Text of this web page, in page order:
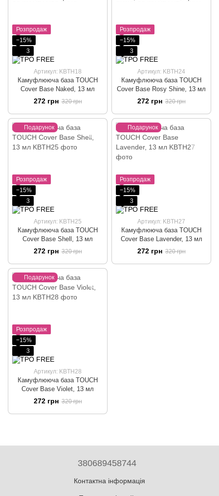
Розпродаж
−15%
3
Артикул: KBTH18
Камуфлююча база TOUCH
Cover Base Naked, 13 мл
272 грн 320 грн
Розпродаж
−15%
3
Артикул: KBTH24
Камуфлююча база TOUCH
Cover Base Rosy Shine, 13 мл
272 грн 320 грн
Подарунок
Розпродаж
−15%
3
Артикул: KBTH25
Камуфлююча база TOUCH
Cover Base Shell, 13 мл
272 грн 320 грн
Подарунок
Розпродаж
−15%
3
Артикул: KBTH27
Камуфлююча база TOUCH
Cover Base Lavender, 13 мл
272 грн 320 грн
Подарунок
Розпродаж
−15%
3
Артикул: KBTH28
Камуфлююча база TOUCH
Cover Base Violet, 13 мл
272 грн 320 грн
380689458744
Контактна інформація